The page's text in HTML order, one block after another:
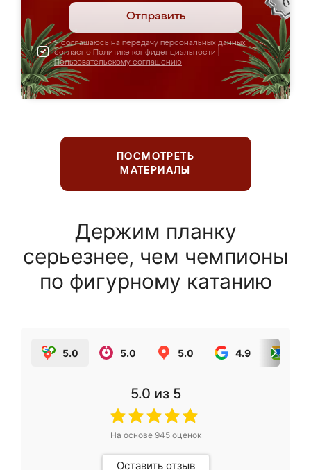
Отправить
Я соглашаюсь на передачу персональных данных
согласно Политике конфиденциальности
Пользовательскому соглашению
ПОСМОТРЕТЬ
МАТЕРИАЛЫ
Держим планку
серьезнее, чем чемпионы
по фигурному катанию
5.0 5.0 5.0 4.9
5.0 из 5
На основе 945оценок
Оставить отзыв